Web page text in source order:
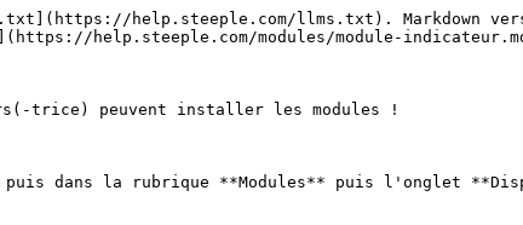
help.steeple.com/llms.txt). Markdown
help.steeple.com/modules/module-
trice) peuvent installer les modules !
dans la rubrique **Modules** puis l'onglet